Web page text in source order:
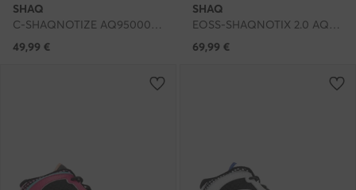
SHAQ
C-SHAQNOTIZE AQ95000B-B · Čevlji za košarko
49,99 €
SHAQ
EOSS-SHAQNOTIX 2.0 AQ95039M-WB · Čevlji za košarko
69,99 €